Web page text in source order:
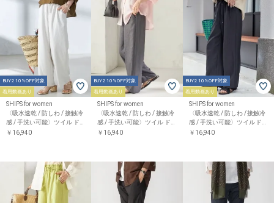
BUY2 10%OFF対象
着用動画あり
SHIPS for women
〈吸水速乾 / 防しわ / 接触冷
感 / 手洗い可能〉ツイル ド
ロスト パンツ
￥16,940
BUY2 10%OFF対象
着用動画あり
SHIPS for women
〈吸水速乾 / 防しわ / 接触冷
感 / 手洗い可能〉ツイル ド
ロスト パンツ
￥16,940
BUY2 10%OFF対象
着用動画あり
SHIPS for women
〈吸水速乾 / 防しわ / 接触冷
感 / 手洗い可能〉ツイル ド
ロスト パンツ
￥16,940